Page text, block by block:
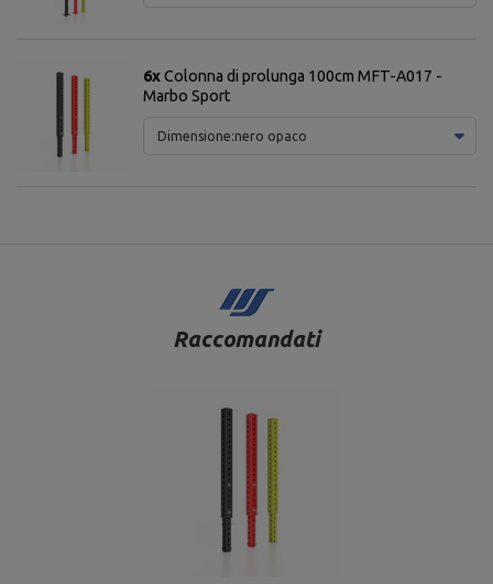
6xColonna di prolunga 100cm MFT-A017 -
Marbo Sport
Dimensione:nero opaco
Raccomandati